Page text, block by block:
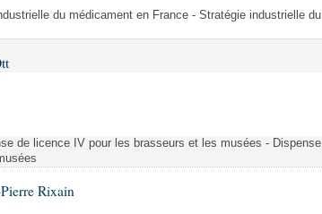
du médicament en France - Stratégie industrielle du
de licence IV pour les brasseurs et les musées - Dispense
Rixain